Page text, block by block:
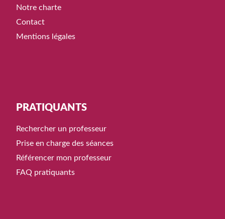
Notre charte
Contact
Mentions légales
PRATIQUANTS
Rechercher un professeur
Prise en charge des séances
Référencer mon professeur
FAQ pratiquants